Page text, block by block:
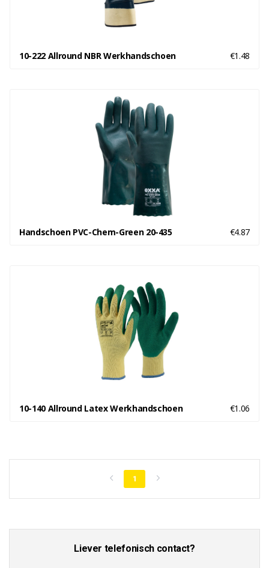
10-222 Allround NBR Werkhandschoen €1.48
Handschoen PVC-Chem-Green 20-435 €4.87
10-140 Allround Latex Werkhandschoen €1.06
1
Liever telefonisch contact?